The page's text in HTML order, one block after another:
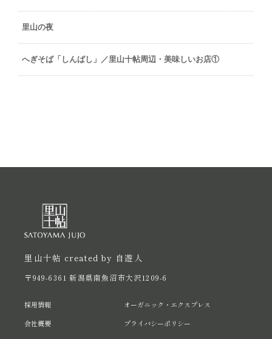
里山の夜
へぎそば「しんばし」／里山十帖周辺・美味しいお店①
里山十帖 created by 自遊人
〒949-6361 新潟県南魚沼市大沢1209-6
採用情報
会社概要
オーガニック・エクスプレス
プライバシーポリシー